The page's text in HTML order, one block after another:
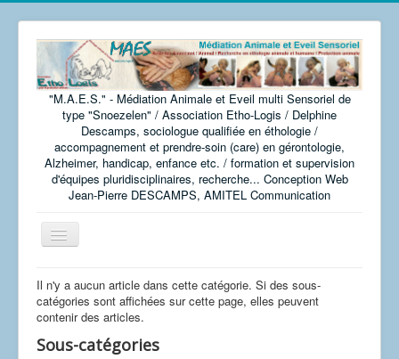
"M.A.E.S." - Médiation Animale et Eveil multi Sensoriel de
type "Snoezelen" / Association Etho-Logis / Delphine
Descamps, sociologue qualifiée en éthologie /
accompagnement et prendre-soin (care) en gérontologie,
Alzheimer, handicap, enfance etc. / formation et supervision
d'équipes pluridisciplinaires, recherche... Conception Web
Jean-Pierre DESCAMPS, AMITEL Communication
Basculer
la
Accueil
ATELIERS MAES
FORMATION & RECHERCHE
Il n'y a aucun article dans cette catégorie. Si des sous-
catégories sont affichées sur cette page, elles peuvent
contenir des articles.
Sous-catégories